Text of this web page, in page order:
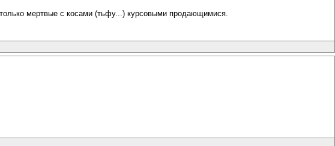
мертвые с косами (тьфу...) курсовыми продающимися.